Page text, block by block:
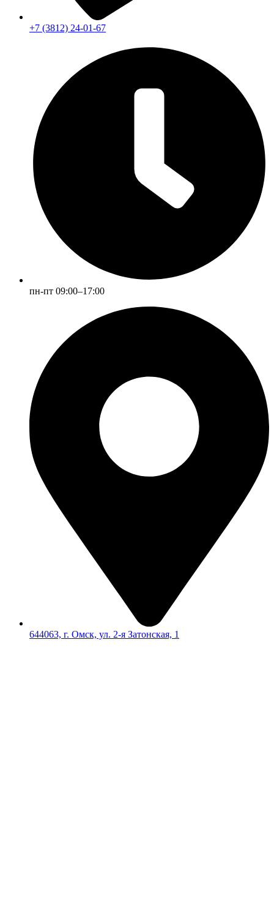
+7 (3812) 24-01-67
пн-пт 09:00–17:00
644063, г. Омск, ул. 2-я Затонская, 1